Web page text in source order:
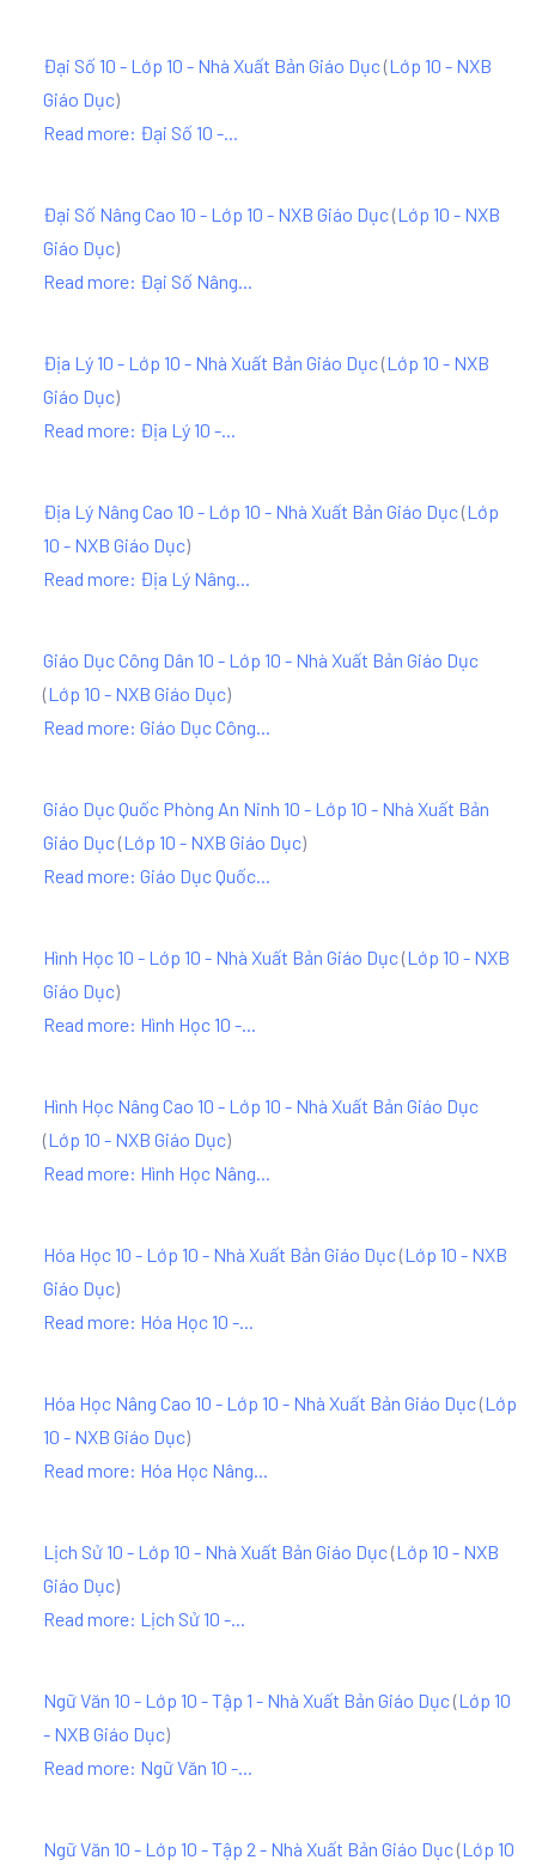
Đại Số 10 - Lớp 10 - Nhà Xuất Bản Giáo Dục(Lớp 10 - NXB
Giáo Dục)
Read more: Đại Số 10 -...
Đại Số Nâng Cao 10 - Lớp 10 - NXB Giáo Dục(Lớp 10 - NXB
Giáo Dục)
Read more: Đại Số Nâng...
Địa Lý 10 - Lớp 10 - Nhà Xuất Bản Giáo Dục(Lớp 10 - NXB
Giáo Dục)
Read more: Địa Lý 10 -...
Địa Lý Nâng Cao 10 - Lớp 10 - Nhà Xuất Bản Giáo Dục(Lớp
10 - NXB Giáo Dục)
Read more: Địa Lý Nâng...
Giáo Dục Công Dân 10 - Lớp 10 - Nhà Xuất Bản Giáo Dục
(Lớp 10 - NXB Giáo Dục)
Read more: Giáo Dục Công...
Giáo Dục Quốc Phòng An Ninh 10 - Lớp 10 - Nhà Xuất Bản
Giáo Dục(Lớp 10 - NXB Giáo Dục)
Read more: Giáo Dục Quốc...
Hình Học 10 - Lớp 10 - Nhà Xuất Bản Giáo Dục(Lớp 10 - NXB
Giáo Dục)
Read more: Hình Học 10 -...
Hình Học Nâng Cao 10 - Lớp 10 - Nhà Xuất Bản Giáo Dục
(Lớp 10 - NXB Giáo Dục)
Read more: Hình Học Nâng...
Hóa Học 10 - Lớp 10 - Nhà Xuất Bản Giáo Dục(Lớp 10 - NXB
Giáo Dục)
Read more: Hóa Học 10 -...
Hóa Học Nâng Cao 10 - Lớp 10 - Nhà Xuất Bản Giáo Dục(Lớp
10 - NXB Giáo Dục)
Read more: Hóa Học Nâng...
Lịch Sử 10 - Lớp 10 - Nhà Xuất Bản Giáo Dục(Lớp 10 - NXB
Giáo Dục)
Read more: Lịch Sử 10 -...
Ngữ Văn 10 - Lớp 10 - Tập 1 - Nhà Xuất Bản Giáo Dục(Lớp 10
- NXB Giáo Dục)
Read more: Ngữ Văn 10 -...
Ngữ Văn 10 - Lớp 10 - Tập 2 - Nhà Xuất Bản Giáo Dục(Lớp 10